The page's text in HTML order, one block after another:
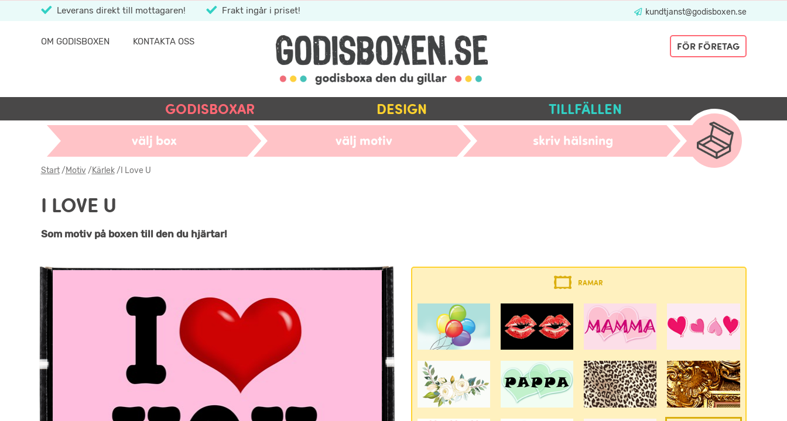
Leverans direkt till mottagaren! Frakt ingår i priset! kundtjanst@godisboxen.se
OM GODISBOXEN KONTAKTA OSS FÖR FÖRETAG
GODISBOXAR DESIGN TILLFÄLLEN
välj box välj motiv skriv hälsning
Start/Motiv/Kärlek/ I Love U
I LOVE U
Som motiv på boxen till den du hjärtar!
RAMAR